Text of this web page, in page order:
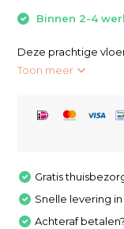
Binnen 2-4
Deze prachtige
Toon meer
Gratis
Snelle levering in
Achteraf